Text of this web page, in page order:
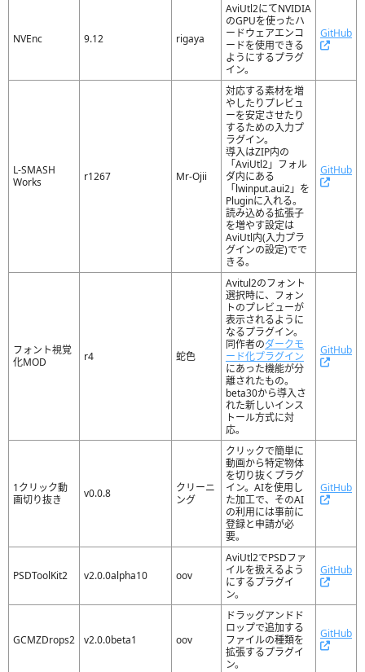
NVEnc 9.12 rigaya
AviUtl2にてNVIDIA
のGPUを使ったハ
ードウェアエンコ
ードを使用できる
ようにするプラグ
イン。
GitHub
L-SMASH
Works
r1267 Mr-Ojii
対応する素材を増
やしたりプレビュ
ーを安定させたり
するための入力プ
ラグイン。
導入はZIP内の
「AviUtl2」フォル
ダ内にある
「lwinput.aui2」を
Pluginに入れる。
読み込める拡張子
を増やす設定は
AviUtl内(入力プラ
グインの設定)でで
きる。
GitHub
フォント視覚
化MOD
r4 蛇色
Avitul2のフォント
選択時に、フォン
トのプレビューが
表示されるように
なるプラグイン。
同作者のダークモ
ード化プラグイン
にあった機能が分
離されたもの。
beta30から導入さ
れた新しいインス
トール方式に対
応。
GitHub
1クリック動
画切り抜き
v0.0.8
クリーニ
ング
クリックで簡単に
動画から特定物体
を切り抜くプラグ
イン。AIを使用し
た加工で、そのAI
の利用には事前に
登録と申請が必
要。
GitHub
PSDToolKit2 v2.0.0alpha10 oov
AviUtl2でPSDファ
イルを扱えるよう
にするプラグイ
ン。
GitHub
GCMZDrops2 v2.0.0beta1 oov
ドラッグアンドド
ロップで追加する
ファイルの種類を
拡張するプラグイ
ン。
GitHub